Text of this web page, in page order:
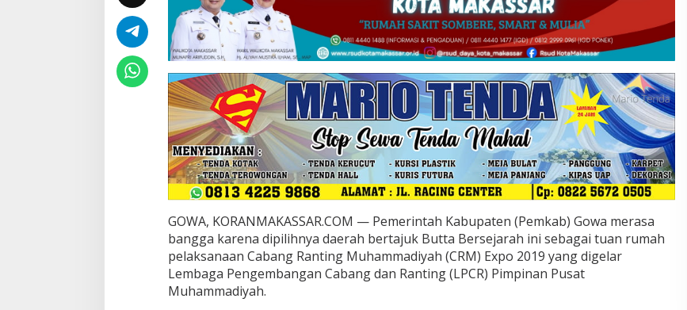
i
a
G
o
w
a
j
a
d
i
T
u
a
n
R
u
m
h
GOWA, KORANMAKASSAR.COM — Pemerintah Kabupaten (Pemkab) Gowa merasa
bangga karena dipilihnya daerah bertajuk Butta Bersejarah ini sebagai tuan rumah
pelaksanaan Cabang Ranting Muhammadiyah (CRM) Expo 2019 yang digelar
Lembaga Pengembangan Cabang dan Ranting (LPCR) Pimpinan Pusat
Muhammadiyah.